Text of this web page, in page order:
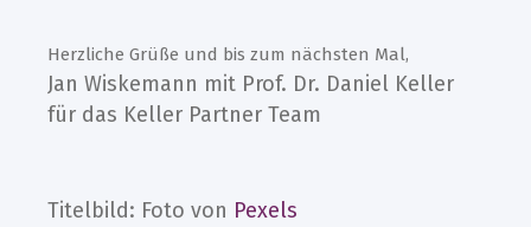
Herzliche Grüße und bis zum nächsten Mal,
Jan Wiskemann mit Prof. Dr. Daniel Keller
für das Keller Partner Team
Titelbild: Foto von Pexels